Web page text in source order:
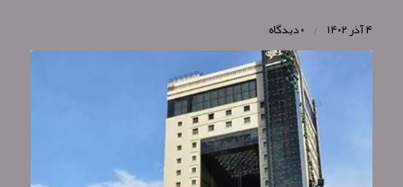
۴ آذر ۱۴۰۲ / ۰ دیدگاه